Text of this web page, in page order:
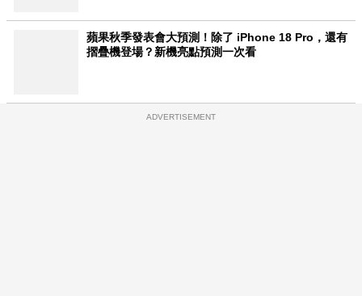
蘋果秋季發表會大預測！除了 iPhone 18 Pro，還有
摺疊機登場？新機亮點預測一次看
ADVERTISEMENT